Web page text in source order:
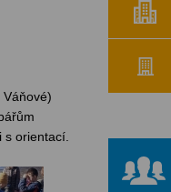
orientací.